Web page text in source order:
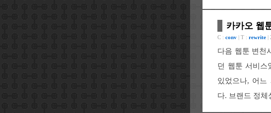
카카오 웹
C : conv | T : rewrite |
다음 웹툰 변천
던 웹툰 서비스
있었으나, 어느
다. 브랜드 정체